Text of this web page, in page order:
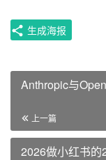
生成海报
Anthropic与
上一篇
2026做小红书的